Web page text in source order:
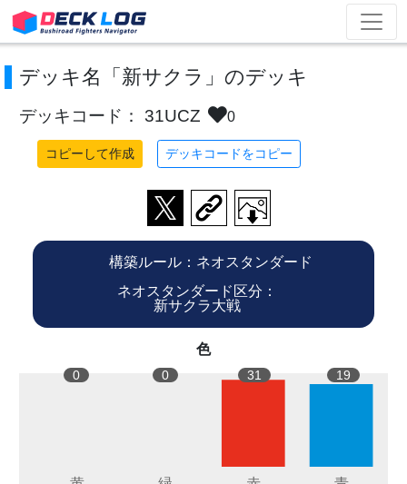
デッキ名「新サクラ」のデッキ
デッキコード： 31UCZ 0
コピーして作成 デッキコードをコピー
構築ルール：ネオスタンダード
ネオスタンダード区分：
新サクラ大戦
色
0 0 31 19